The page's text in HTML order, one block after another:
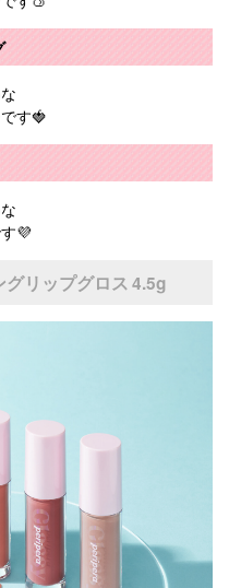
す🍓
💜
リップグロス 4.5g